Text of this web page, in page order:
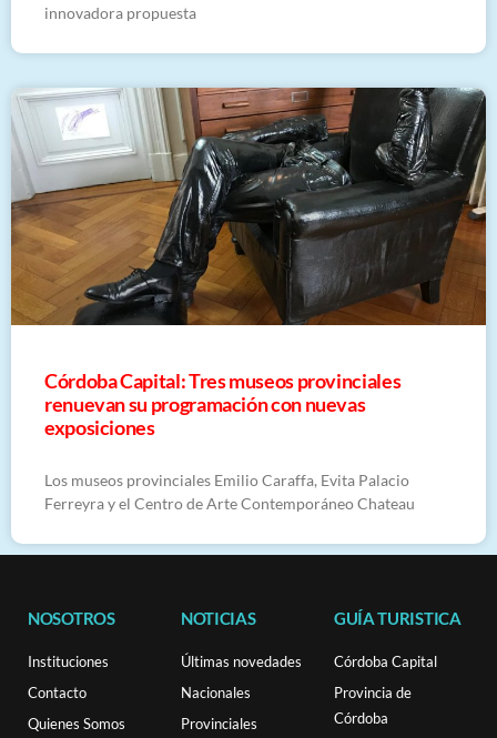
innovadora propuesta
Córdoba Capital: Tres museos provinciales
renuevan su programación con nuevas
exposiciones
Los museos provinciales Emilio Caraffa, Evita Palacio
Ferreyra y el Centro de Arte Contemporáneo Chateau
NOSOTROS
Instituciones
Contacto
Quienes Somos
NOTICIAS
Últimas novedades
Nacionales
Provinciales
GUÍA TURISTICA
Córdoba Capital
Provincia de
Córdoba